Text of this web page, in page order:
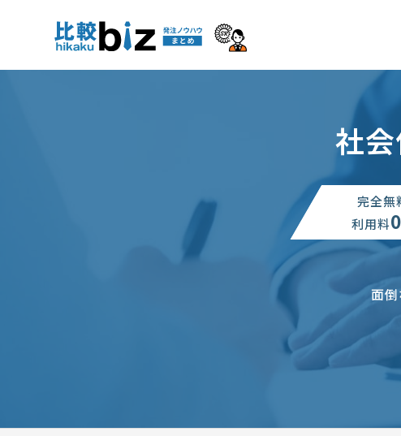
社
完全無
利用料0
面